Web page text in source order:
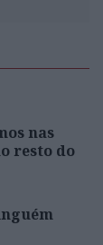
nas
resto do